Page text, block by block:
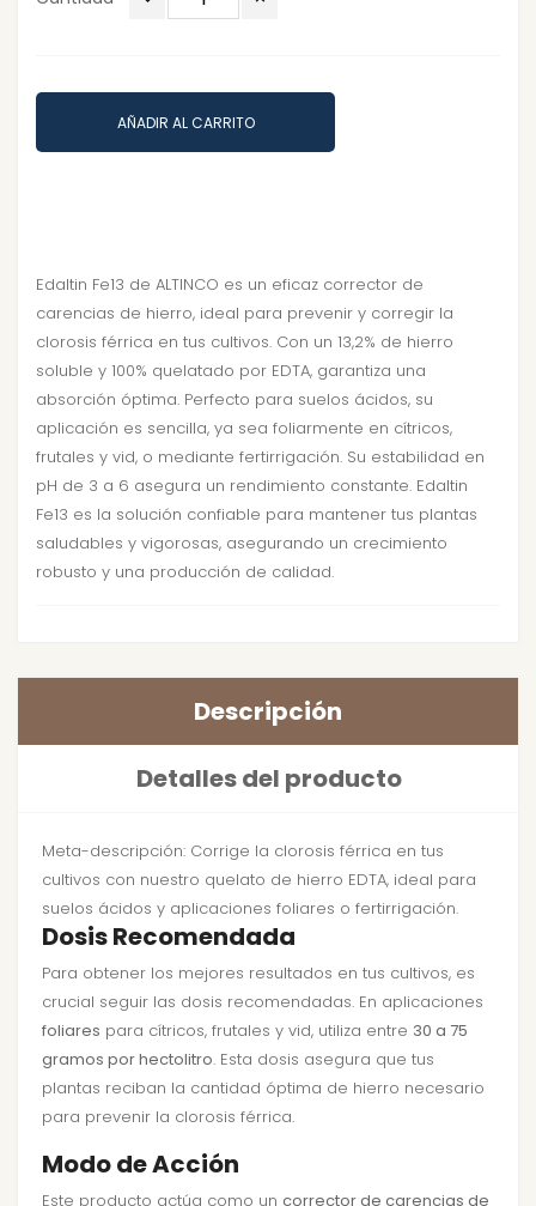
AÑADIR AL CARRITO
Edaltin Fe13 de ALTINCO es un eficaz corrector de
carencias de hierro, ideal para prevenir y corregir la
clorosis férrica en tus cultivos. Con un 13,2% de hierro
soluble y 100% quelatado por EDTA, garantiza una
absorción óptima. Perfecto para suelos ácidos, su
aplicación es sencilla, ya sea foliarmente en cítricos,
frutales y vid, o mediante fertirrigación. Su estabilidad en
pH de 3 a 6 asegura un rendimiento constante. Edaltin
Fe13 es la solución confiable para mantener tus plantas
saludables y vigorosas, asegurando un crecimiento
robusto y una producción de calidad.
Descripción
Detalles del producto
Meta-descripción: Corrige la clorosis férrica en tus
cultivos con nuestro quelato de hierro EDTA, ideal para
suelos ácidos y aplicaciones foliares o fertirrigación.
Dosis Recomendada
Para obtener los mejores resultados en tus cultivos, es
crucial seguir las dosis recomendadas. En aplicaciones
foliares para cítricos, frutales y vid, utiliza entre 30 a 75
gramos por hectolitro. Esta dosis asegura que tus
plantas reciban la cantidad óptima de hierro necesario
para prevenir la clorosis férrica.
Modo de Acción
Este producto actúa como un corrector de carencias de